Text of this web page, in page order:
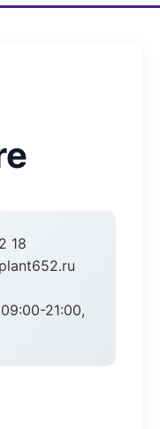
18
21:00,